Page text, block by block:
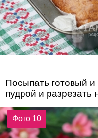
Посыпать готовый
пудрой и разрезать
Фото 10